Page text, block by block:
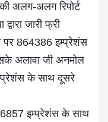
की अलग-अलग रिपोर्ट
जारी फ्री
पर 864386 इम्प्रेशंस
अलावा जी अनमोल
के साथ दूसरे
इम्प्रेशंस के साथ